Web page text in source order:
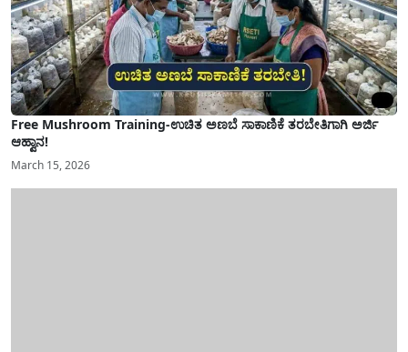
Free Mushroom Training-ಉಚಿತ ಅಣಬೆ ಸಾಕಾಣಿಕೆ ತರಬೇತಿಗಾಗಿ ಅರ್ಜಿ
ಆಹ್ವಾನ!
March 15, 2026